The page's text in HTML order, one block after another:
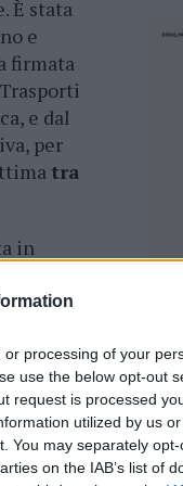
processing of your
use the below opt-out
request is processed
utilized by us
You may separately
on the IAB’s list of
È stata
e
firmata
e dal
per
tra
in
il 27
tempi
regolare,
ha